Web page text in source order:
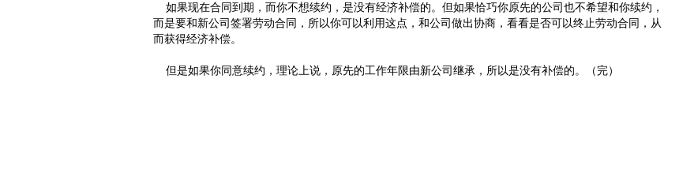
如果现在合同到期，而你不想续约，是没有经济补偿的。但如果恰巧你原先的公司也不希望和你续约，
而是要和新公司签署劳动合同，所以你可以利用这点，和公司做出协商，看看是否可以终止劳动合同，从
而获得经济补偿。
但是如果你同意续约，理论上说，原先的工作年限由新公司继承，所以是没有补偿的。（完）